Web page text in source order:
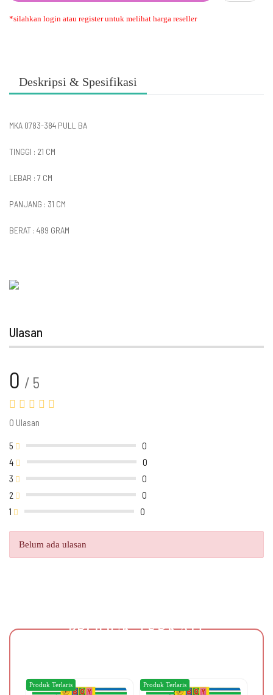
*silahkan login atau register untuk melihat harga reseller
Deskripsi & Spesifikasi
MKA 0783-384 PULL BA
TINGGI : 21 CM
LEBAR : 7 CM
PANJANG : 31 CM
BERAT : 489 GRAM
Ulasan
0 / 5
0 Ulasan
5
0
4
0
3
0
2
0
1
0
Belum ada ulasan
PRODUK TERKAIT
Produk Terlaris Produk Terlaris